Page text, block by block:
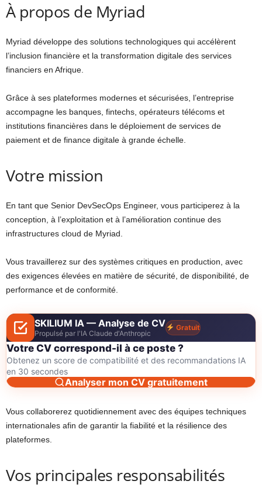
À propos de Myriad
Myriad développe des solutions technologiques qui accélèrent
l’inclusion financière et la transformation digitale des services
financiers en Afrique.
Grâce à ses plateformes modernes et sécurisées, l’entreprise
accompagne les banques, fintechs, opérateurs télécoms et
institutions financières dans le déploiement de services de
paiement et de finance digitale à grande échelle.
Votre mission
En tant que Senior DevSecOps Engineer, vous participerez à la
conception, à l’exploitation et à l’amélioration continue des
infrastructures cloud de Myriad.
Vous travaillerez sur des systèmes critiques en production, avec
des exigences élevées en matière de sécurité, de disponibilité, de
performance et de conformité.
SKILIUM IA — Analyse de CV
Propulsé par l'IA Claude d'Anthropic
Gratuit
Votre CV correspond-il à ce poste ?
Obtenez un score de compatibilité et des recommandations IA
en 30 secondes
Analyser mon CV gratuitement
Vous collaborerez quotidiennement avec des équipes techniques
internationales afin de garantir la fiabilité et la résilience des
plateformes.
Vos principales responsabilités